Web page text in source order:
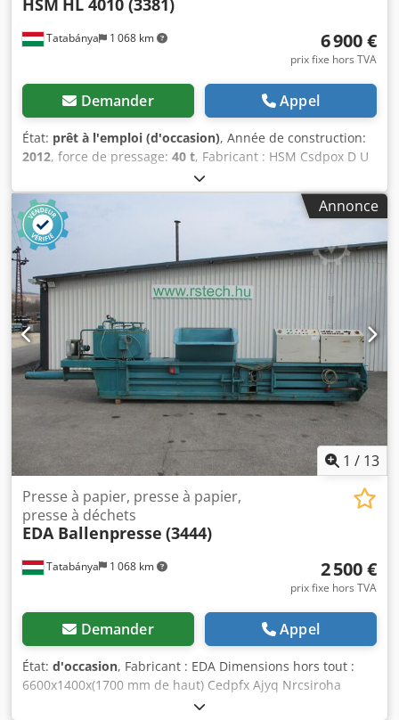
Tatabánya 1 068 km
HSM HL 4010 (3381)
6 900 €
prix fixe hors TVA
Demander Appel
État: prêt à l'emploi (d'occasion), Année de construction:
2012, force de pressage: 40 t, Fabricant : HSM Csdpox D U
N Sefx Airoha Modèle : HL 4010 Année de fabrication :
2012
Annonce
1 / 13
Tatabánya 1 068 km
Presse à papier, presse à papier,
presse à déchets
EDA Ballenpresse (3444)
2 500 €
prix fixe hors TVA
Demander Appel
État: d'occasion, Fabricant : EDA Dimensions hors tout :
6600x1400x(1700 mm de haut) Cedpfx Ajyq Nrcsiroha
L'équipement n'est pas opérationnel ; il ne fonctionne pas